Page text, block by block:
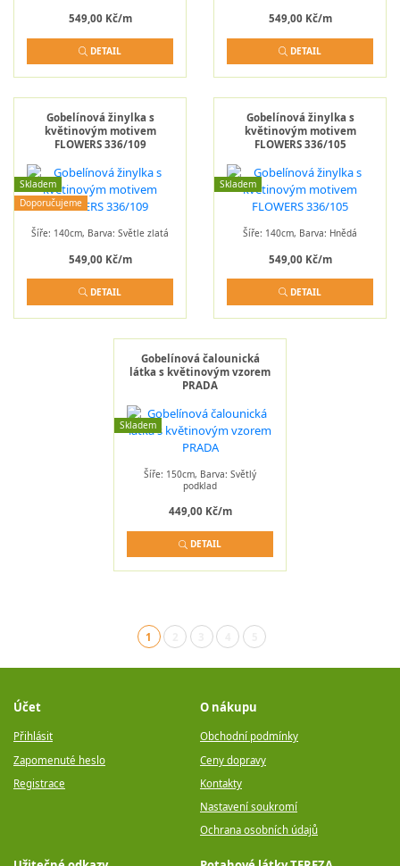
549,00 Kč/m
DETAIL
549,00 Kč/m
DETAIL
Gobelínová žinylka s
květinovým motivem
FLOWERS 336/109
Skladem
Doporučujeme
Šíře: 140cm, Barva: Světle zlatá
549,00 Kč/m
DETAIL
Gobelínová žinylka s
květinovým motivem
FLOWERS 336/105
Skladem
Šíře: 140cm, Barva: Hnědá
549,00 Kč/m
DETAIL
Gobelínová čalounická
látka s květinovým vzorem
PRADA
Skladem
Šíře: 150cm, Barva: Světlý
podklad
449,00 Kč/m
DETAIL
1(aktuální)
Účet
Přihlásit
Zapomenuté heslo
Registrace
O nákupu
Obchodní podmínky
Ceny dopravy
Kontakty
Nastavení soukromí
Ochrana osobních údajů